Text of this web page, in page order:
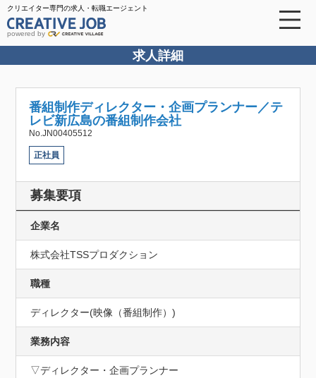
クリエイター専門の求人・転職エージェント
powered by
求人詳細
番組制作ディレクター・企画プランナー／テ
レビ新広島の番組制作会社
No.JN00405512
正社員
募集要項
企業名
株式会社TSSプロダクション
職種
ディレクター(映像（番組制作）)
業務内容
▽ディレクター・企画プランナー